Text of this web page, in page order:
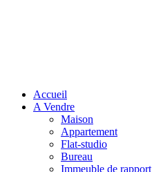
Accueil
A Vendre
Maison
Appartement
Flat-studio
Bureau
Immeuble de rapport